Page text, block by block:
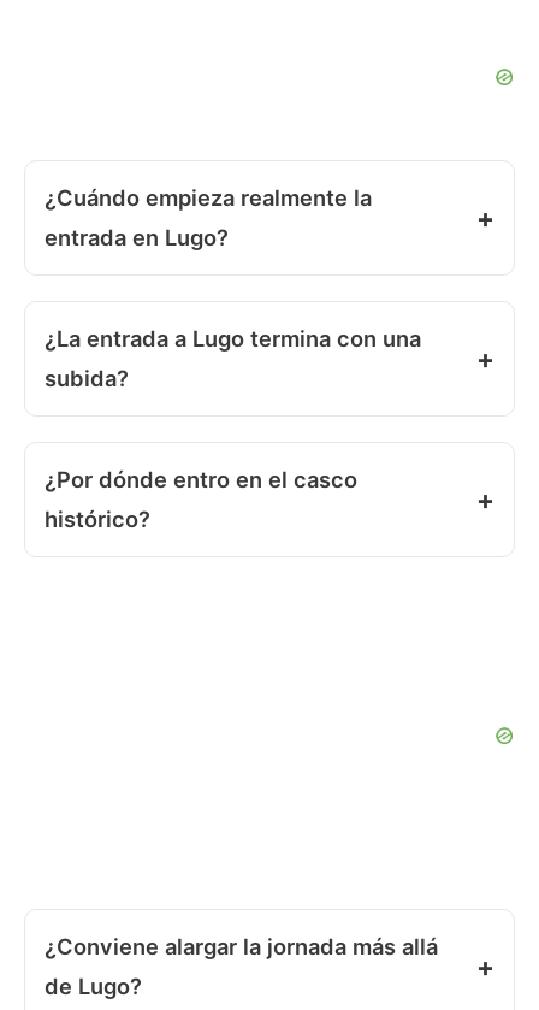
¿Cuándo empieza realmente la
entrada en Lugo?
¿La entrada a Lugo termina con una
subida?
¿Por dónde entro en el casco
histórico?
¿Conviene alargar la jornada más allá
de Lugo?